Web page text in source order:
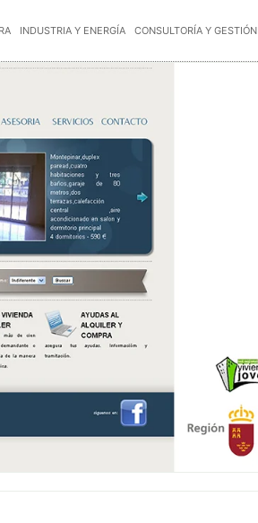
INDUSTRIA Y ENERGÍA CONSULTORÍA Y GESTIÓN